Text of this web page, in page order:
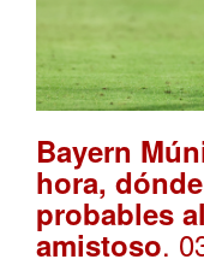
Bayern
hora,
probables
amistoso.